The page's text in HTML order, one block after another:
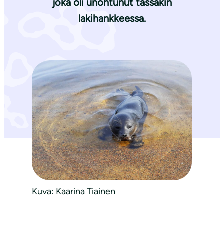
joka oli unohtunut tässäkin
lakihankkeessa.
Kuva: Kaarina Tiainen